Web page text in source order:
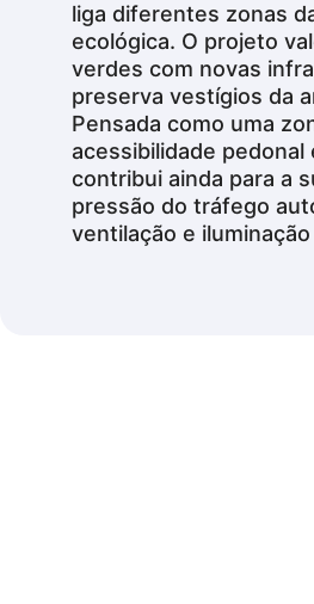
liga diferentes zonas
ecológica. O projeto
verdes com novas
preserva vestígios da
Pensada como uma
acessibilidade
contribui ainda para a
pressão do tráfego
ventilação e